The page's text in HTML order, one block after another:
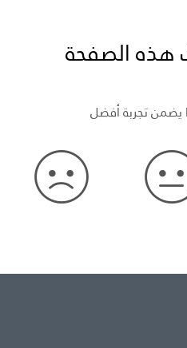
هذه الصفحة
يضمن تجربة أفضل